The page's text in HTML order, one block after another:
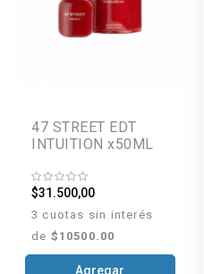
47 STREET EDT
INTUITION x50ML
$31.500,00
3 cuotas sin interés
de $10500.00
Agregar